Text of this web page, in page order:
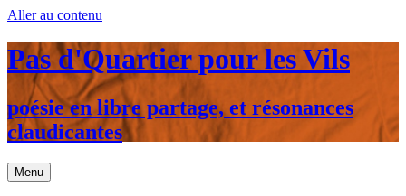
Aller au contenu
Pas d'Quartier pour les Vils
poésie en libre partage, et résonances
claudicantes
Menu